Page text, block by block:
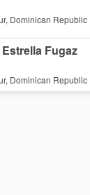
Dominican Republic
Fugaz
Dominican Republic